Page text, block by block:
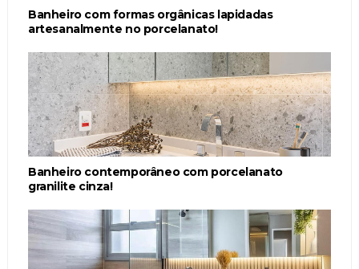
Banheiro com formas orgânicas lapidadas
artesanalmente no porcelanato!
Banheiro contemporâneo com porcelanato
granilite cinza!